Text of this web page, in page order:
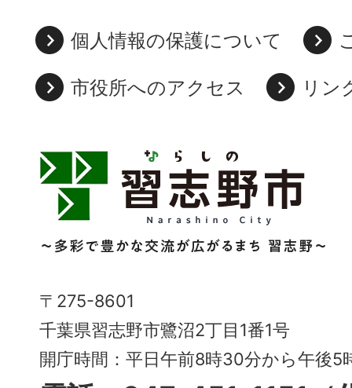
個人情報の保護について
市役所へのアクセス
リン
習
志
野
市
Narashino
City
～
〒275-8601
千葉県習志野市鷺沼2丁目1番1号
開庁時間：平日午前8時30分から午後5